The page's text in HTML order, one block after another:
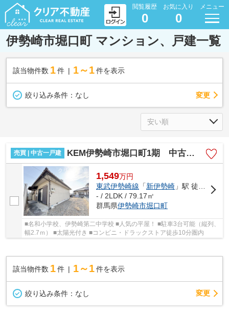
閲覧履歴
0
お気に入り
0
メニュー
伊勢崎市堀口町 マンション、戸建一覧
該当物件数 1件 1～1 件を表示
絞り込み条件： なし 変更
売買 | 中古一戸建 KEM伊勢崎市堀口町1期 中古戸建
1,549万円
東武伊勢崎線 「新伊勢崎 」駅 徒歩61分
- / 2LDK / 79.17㎡
群馬県伊勢崎市堀口町
■名和小学校、伊勢崎第二中学校 ■人気の平屋！ ■駐車3台可能（縦列、
幅2.7ｍ） ■太陽光付き ■コンビニ・ドラックストア徒歩10分圏内
該当物件数 1件 1～1 件を表示
絞り込み条件： なし 変更